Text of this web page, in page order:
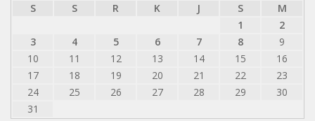
S
S R K J S
M
1
2
3
4 5 6 7 8
9
10
11 12 13 14 15
16
17
18 19 20 21 22
23
24
25 26 27 28 29
30
31